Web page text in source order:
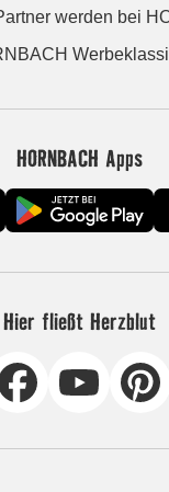
werden bei
HORNBACH Apps
Hier fließt Herzblut